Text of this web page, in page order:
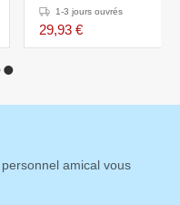
1-3 jours ouvrés
29,93 €
amical vous